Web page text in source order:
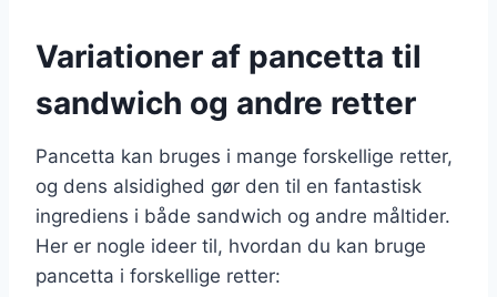
Variationer af pancetta til
sandwich og andre retter
Pancetta kan bruges i mange forskellige retter,
og dens alsidighed gør den til en fantastisk
ingrediens i både sandwich og andre måltider.
Her er nogle ideer til, hvordan du kan bruge
pancetta i forskellige retter: